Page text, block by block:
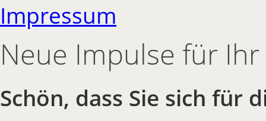
Impressum
Neue Impulse für
Schön, dass Sie sich für